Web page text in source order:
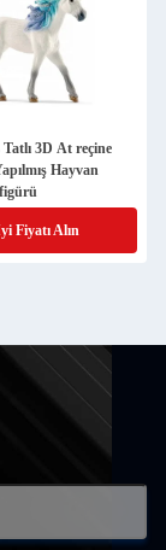
Tatlı 3D At reçine
Hayvan
Fiyatı Alın